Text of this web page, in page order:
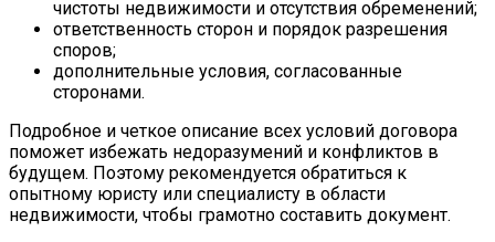
чистоты недвижимости и отсутствия обременений;
ответственность сторон и порядок разрешения
споров;
дополнительные условия, согласованные
сторонами.
Подробное и четкое описание всех условий договора
поможет избежать недоразумений и конфликтов в
будущем. Поэтому рекомендуется обратиться к
опытному юристу или специалисту в области
недвижимости, чтобы грамотно составить документ.